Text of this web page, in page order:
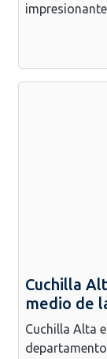
Cuchilla
medio de
Cuchilla Alta